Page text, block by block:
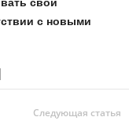
с новыми
Следующая статья